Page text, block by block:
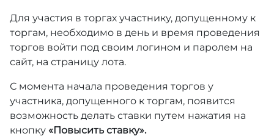
Для участия в торгах участнику, допущенному к
торгам, необходимо в день и время проведения
торгов войти под своим логином и паролем на
сайт, на страницу лота.
С момента начала проведения торгов у
участника, допущенного к торгам, появится
возможность делать ставки путем нажатия на
кнопку «Повысить ставку».